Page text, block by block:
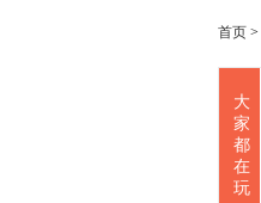
首页 >
大
家
都
在
玩